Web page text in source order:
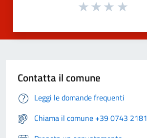
Contatta il comune
Leggi le domande frequenti
Chiama il comune +39 0743 2181